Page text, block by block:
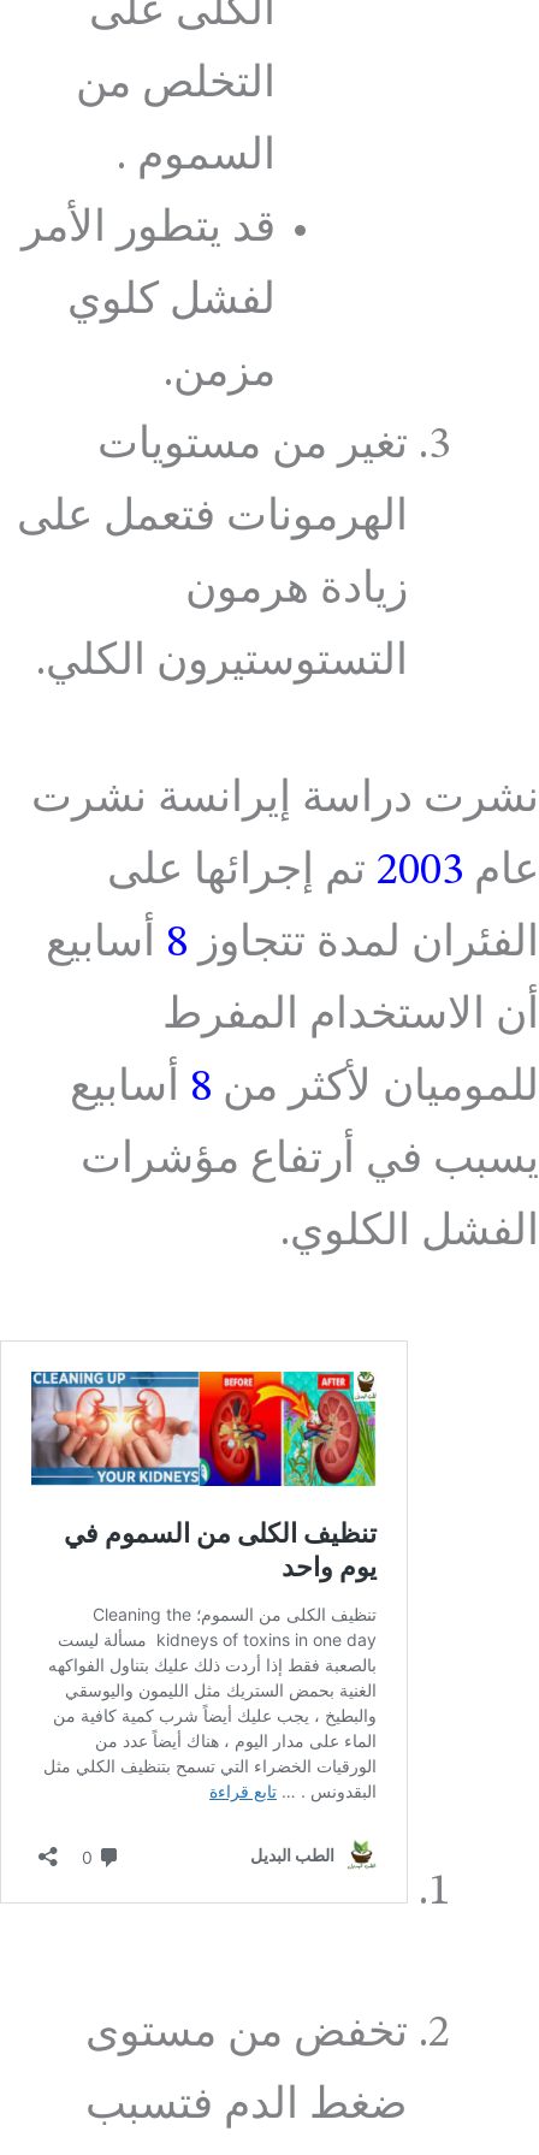
الكلى على
التخلص من
السموم .
قد يتطور الأمر
لفشل كلوي
مزمن.
تغير من مستويات
الهرمونات فتعمل على
زيادة هرمون
التستوستيرون الكلي.
نشرت دراسة إيرانسة نشرت
عام 2003 تم إجرائها على
الفئران لمدة تتجاوز 8 أسابيع
أن الاستخدام المفرط
للموميان لأكثر من 8 أسابيع
يسبب في أرتفاع مؤشرات
الفشل الكلوي.
تخفض من مستوى
ضغط الدم فتسبب